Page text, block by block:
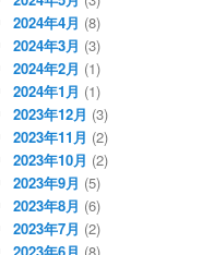
2024年4月 (8)
2024年3月 (3)
2024年2月 (1)
2024年1月 (1)
2023年12月 (3)
2023年11月 (2)
2023年10月 (2)
2023年9月 (5)
2023年8月 (6)
2023年7月 (2)